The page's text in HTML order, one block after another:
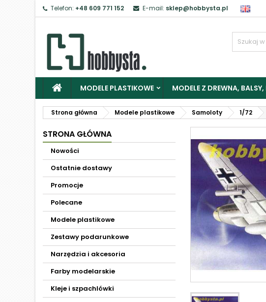
Telefon: +48 609 771 152 E-mail: sklep@hobbysta.pl
MODELE PLASTIKOWE MODELE Z DREWNA,
Strona główna Modele plastikowe Samoloty 1/72
STRONA GŁÓWNA
Nowości
Ostatnie dostawy
Promocje
Polecane
Modele plastikowe
Zestawy podarunkowe
Narzędzia i akcesoria
Farby modelarskie
Kleje i szpachlówki